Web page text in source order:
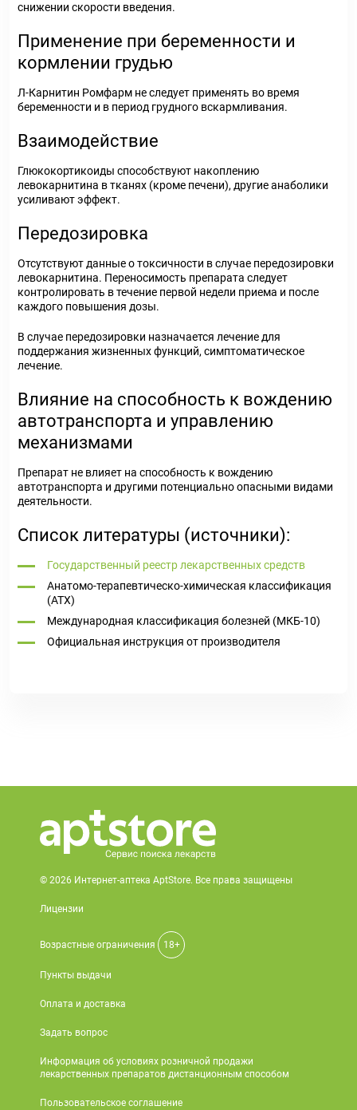
снижении скорости введения.
Применение при беременности и
кормлении грудью
Л-Карнитин Ромфарм не следует применять во время
беременности и в период грудного вскармливания.
Взаимодействие
Глюкокортикоиды способствуют накоплению
левокарнитина в тканях (кроме печени), другие анаболики
усиливают эффект.
Передозировка
Отсутствуют данные о токсичности в случае передозировки
левокарнитина. Переносимость препарата следует
контролировать в течение первой недели приема и после
каждого повышения дозы.
В случае передозировки назначается лечение для
поддержания жизненных функций, симптоматическое
лечение.
Влияние на способность к вождению
автотранспорта и управлению
механизмами
Препарат не влияет на способность к вождению
автотранспорта и другими потенциально опасными видами
деятельности.
Список литературы (источники):
Государственный реестр лекарственных средств
Анатомо-терапевтическо-химическая классификация
(ATX)
Международная классификация болезней (МКБ-10)
Официальная инструкция от производителя
© 2026 Интернет-аптека AptStore. Все права защищены
Лицензии
Возрастные ограничения 18+
Пункты выдачи
Оплата и доставка
Задать вопрос
Информация об условиях розничной продажи
лекарственных препаратов дистанционным способом
Пользовательское соглашение